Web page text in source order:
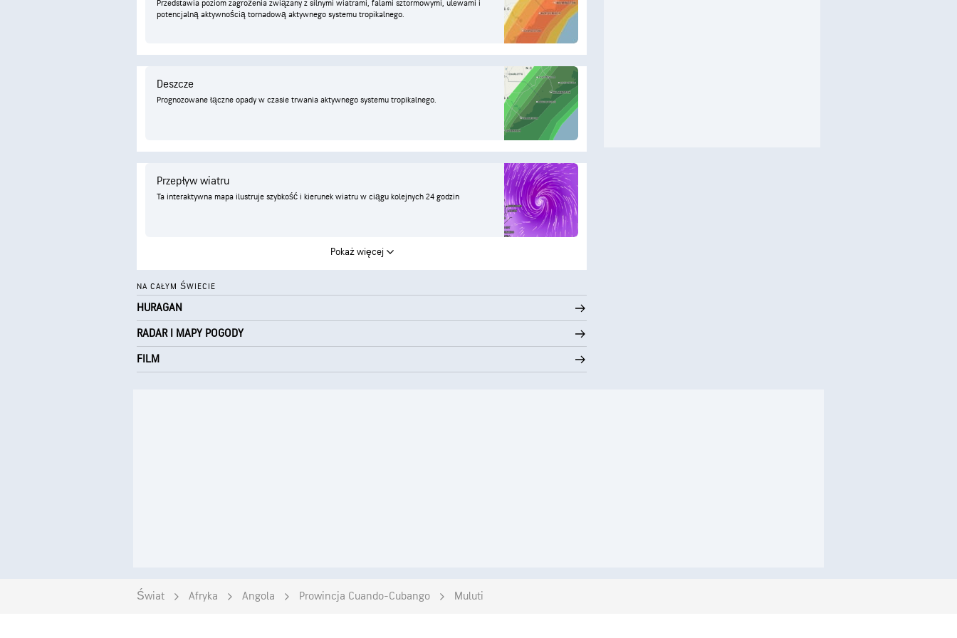
Przedstawia poziom zagrożenia związany z silnymi wiatrami, falami sztormowymi, ulewami i
potencjalną aktywnością tornadową aktywnego systemu tropikalnego.
Deszcze
Prognozowane łączne opady w czasie trwania aktywnego systemu tropikalnego.
Przepływ wiatru
Ta interaktywna mapa ilustruje szybkość i kierunek wiatru w ciągu kolejnych 24 godzin
Pokaż więcej
NA CAŁYM ŚWIECIE
HURAGAN
RADAR I MAPY POGODY
FILM
Świat Afryka Angola Prowincja Cuando-Cubango Muluti